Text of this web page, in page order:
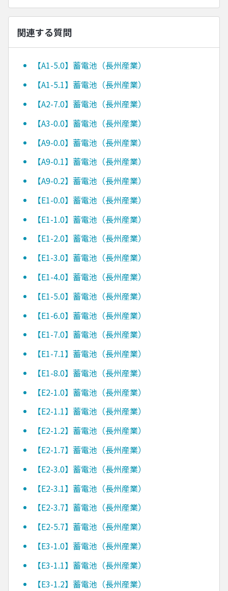
関連する質問
【A1-5.0】蓄電池（長州産業）
【A1-5.1】蓄電池（長州産業）
【A2-7.0】蓄電池（長州産業）
【A3-0.0】蓄電池（長州産業）
【A9-0.0】蓄電池（長州産業）
【A9-0.1】蓄電池（長州産業）
【A9-0.2】蓄電池（長州産業）
【E1-0.0】蓄電池（長州産業）
【E1-1.0】蓄電池（長州産業）
【E1-2.0】蓄電池（長州産業）
【E1-3.0】蓄電池（長州産業）
【E1-4.0】蓄電池（長州産業）
【E1-5.0】蓄電池（長州産業）
【E1-6.0】蓄電池（長州産業）
【E1-7.0】蓄電池（長州産業）
【E1-7.1】蓄電池（長州産業）
【E1-8.0】蓄電池（長州産業）
【E2-1.0】蓄電池（長州産業）
【E2-1.1】蓄電池（長州産業）
【E2-1.2】蓄電池（長州産業）
【E2-1.7】蓄電池（長州産業）
【E2-3.0】蓄電池（長州産業）
【E2-3.1】蓄電池（長州産業）
【E2-3.7】蓄電池（長州産業）
【E2-5.7】蓄電池（長州産業）
【E3-1.0】蓄電池（長州産業）
【E3-1.1】蓄電池（長州産業）
【E3-1.2】蓄電池（長州産業）